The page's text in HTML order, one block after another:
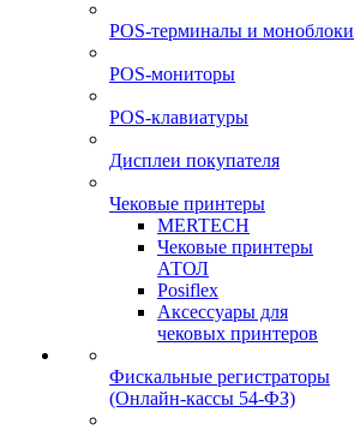
POS-терминалы и моноблоки
POS-мониторы
POS-клавиатуры
Дисплеи покупателя
Чековые принтеры
MERTECH
Чековые принтеры
АТОЛ
Posiflex
Аксессуары для
чековых принтеров
Фискальные регистраторы
(Онлайн-кассы 54-ФЗ)